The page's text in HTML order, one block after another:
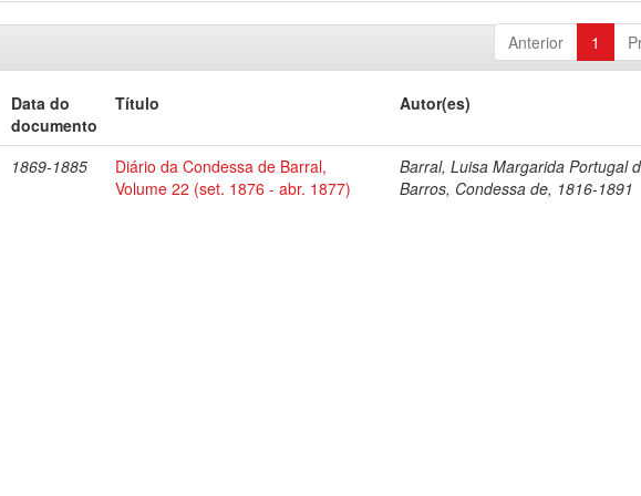
Anterior 1
Data do
documento
Título Autor(es)
1869-1885
Diário da Condessa de Barral,
Volume 22 (set. 1876 - abr. 1877)
Barral, Luisa Margarida Portugal
Barros, Condessa de, 1816-1891